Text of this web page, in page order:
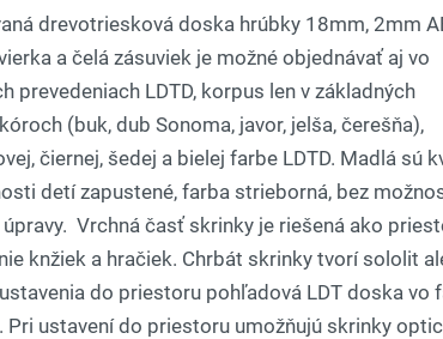
drevotriesková doska hrúbky 18mm, 2mm
a čelá zásuviek je možné objednávať aj vo
prevedeniach LDTD, korpus len v základných
(buk, dub Sonoma, javor, jelša, čerešňa),
čiernej, šedej a bielej farbe LDTD. Madlá sú
detí zapustené, farba strieborná, bez
Vrchná časť skrinky je riešená ako
knžiek a hračiek. Chrbát skrinky tvorí sololit
do priestoru pohľadová LDT doska vo
Pri ustavení do priestoru umožňujú skrinky